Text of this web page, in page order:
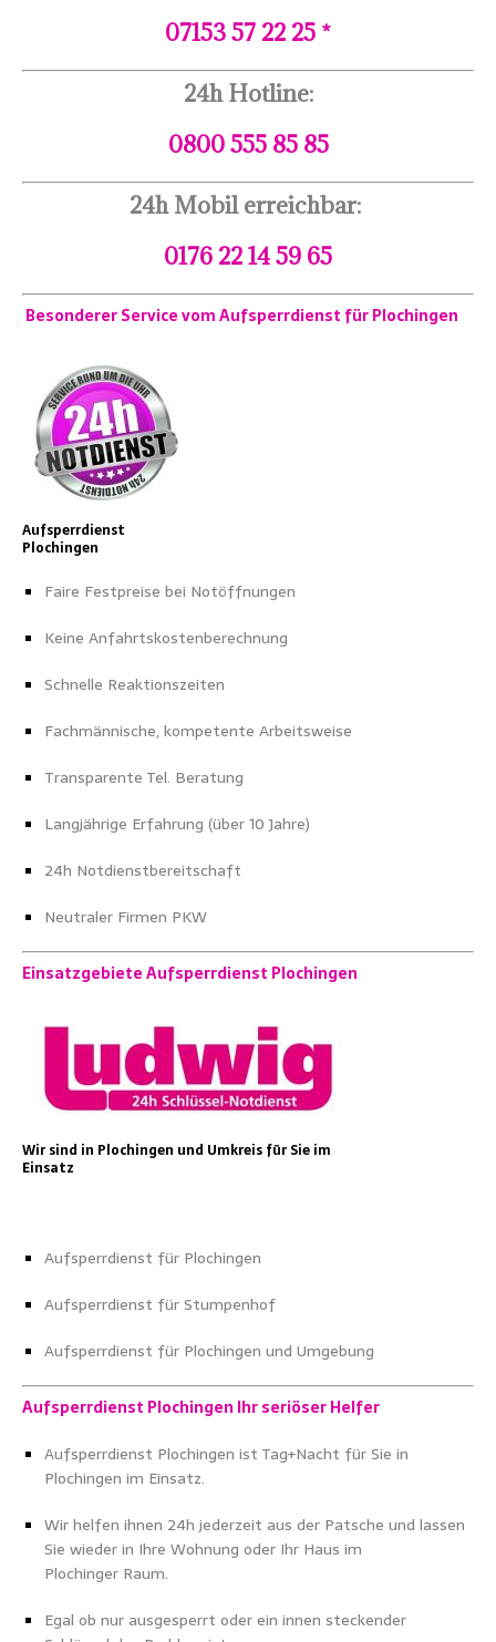
07153 57 22 25 *
24h Hotline:
0800 555 85 85
24h Mobil erreichbar:
0176 22 14 59 65
Besonderer Service vom Aufsperrdienst für Plochingen
Aufsperrdienst
Plochingen
Faire Festpreise bei Notöffnungen
Keine Anfahrtskostenberechnung
Schnelle Reaktionszeiten
Fachmännische, kompetente Arbeitsweise
Transparente Tel. Beratung
Langjährige Erfahrung (über 10 Jahre)
24h Notdienstbereitschaft
Neutraler Firmen PKW
Einsatzgebiete Aufsperrdienst Plochingen
Wir sind in Plochingen und Umkreis für Sie im
Einsatz
Aufsperrdienst für Plochingen
Aufsperrdienst für Stumpenhof
Aufsperrdienst für Plochingen und Umgebung
Aufsperrdienst Plochingen Ihr seriöser Helfer
Aufsperrdienst Plochingen ist Tag+Nacht für Sie in
Plochingen im Einsatz.
Wir helfen ihnen 24h jederzeit aus der Patsche und lassen
Sie wieder in Ihre Wohnung oder Ihr Haus im
Plochinger Raum.
Egal ob nur ausgesperrt oder ein innen steckender